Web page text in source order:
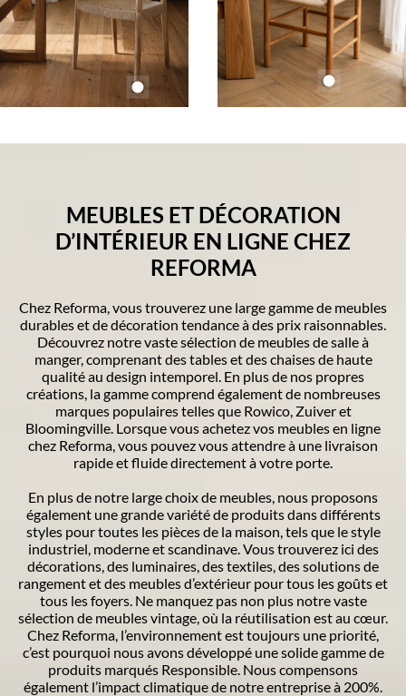
MEUBLES ET DÉCORATION
D’INTÉRIEUR EN LIGNE CHEZ
REFORMA
Chez Reforma, vous trouverez une large gamme de meubles
durables et de décoration tendance à des prix raisonnables.
Découvrez notre vaste sélection de meubles de salle à
manger, comprenant des tables et des chaises de haute
qualité au design intemporel. En plus de nos propres
créations, la gamme comprend également de nombreuses
marques populaires telles que Rowico, Zuiver et
Bloomingville. Lorsque vous achetez vos meubles en ligne
chez Reforma, vous pouvez vous attendre à une livraison
rapide et fluide directement à votre porte.
En plus de notre large choix de meubles, nous proposons
également une grande variété de produits dans différents
styles pour toutes les pièces de la maison, tels que le style
industriel, moderne et scandinave. Vous trouverez ici des
décorations, des luminaires, des textiles, des solutions de
rangement et des meubles d’extérieur pour tous les goûts et
tous les foyers. Ne manquez pas non plus notre vaste
sélection de meubles vintage, où la réutilisation est au cœur.
Chez Reforma, l’environnement est toujours une priorité,
c’est pourquoi nous avons développé une solide gamme de
produits marqués Responsible. Nous compensons
également l’impact climatique de notre entreprise à 200%.